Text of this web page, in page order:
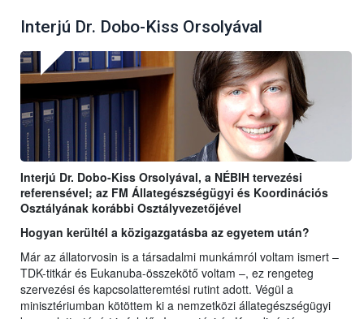
Interjú Dr. Dobo-Kiss Orsolyával
Interjú Dr. Dobo-Kiss Orsolyával, a NÉBIH tervezési
referensével; az FM Állategészségügyi és Koordinációs
Osztályának korábbi Osztályvezetőjével
Hogyan kerültél a közigazgatásba az egyetem után?
Már az állatorvosin is a társadalmi munkámról voltam ismert –
TDK-titkár és Eukanuba-összekötő voltam –, ez rengeteg
szervezési és kapcsolatteremtési rutint adott. Végül a
minisztériumban kötöttem ki a nemzetközi állategészségügyi